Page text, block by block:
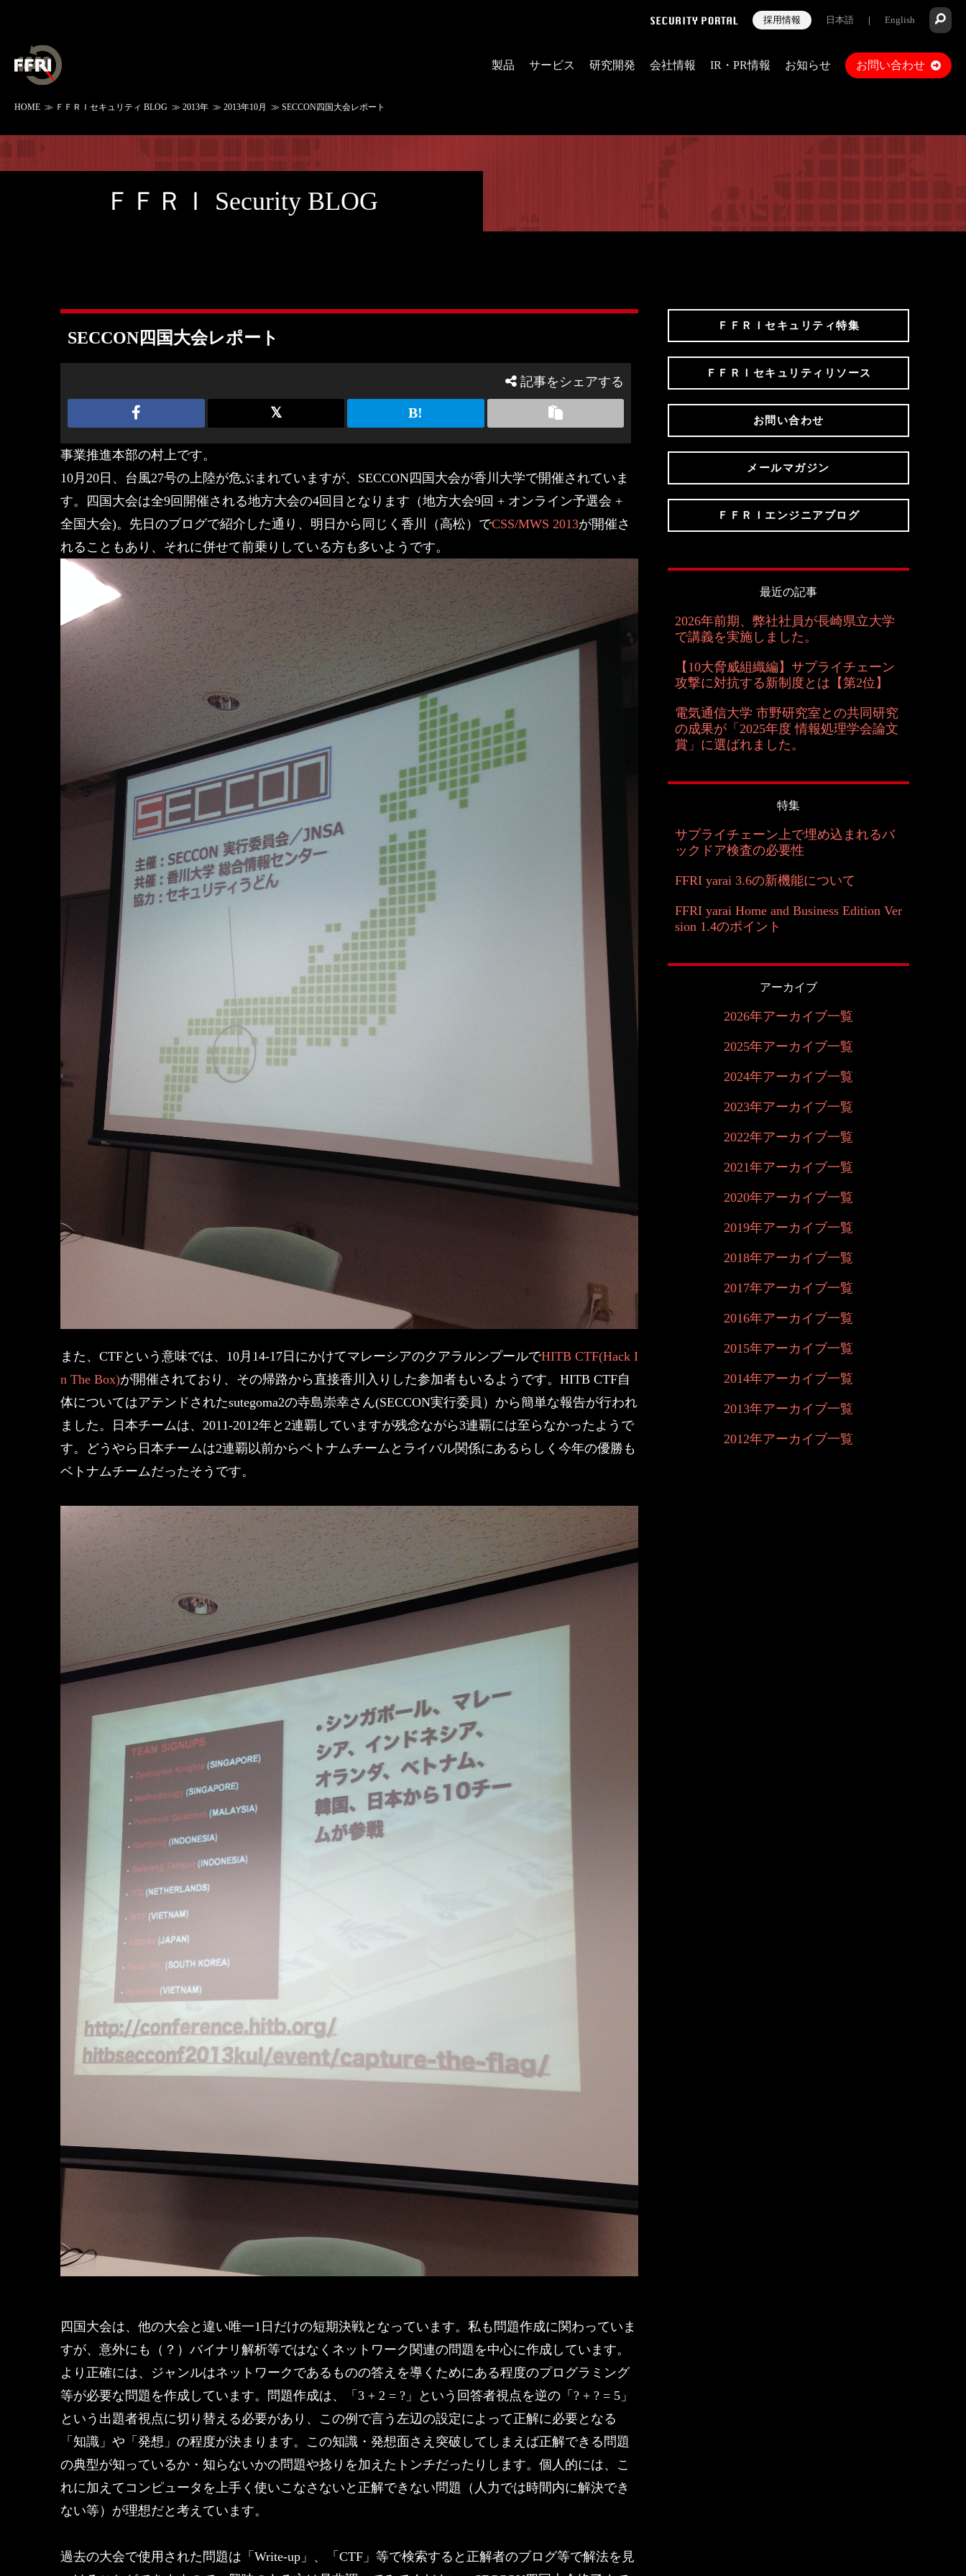
採用情報 日本語 | English
製品 サービス 研究開発 会社情報 IR・PR情報 お知らせ お問い合わせ
HOME ≫ ＦＦＲＩセキュリティ BLOG ≫ 2013年 ≫ 2013年10月 ≫ SECCON四国大会レポート
ＦＦＲＩ Security BLOG
SECCON四国大会レポート
記事をシェアする
事業推進本部の村上です。
10月20日、台風27号の上陸が危ぶまれていますが、SECCON四国大会が香川大学で開催されていま
す。四国大会は全9回開催される地方大会の4回目となります（地方大会9回 + オンライン予選会 +
全国大会)。先日のブログで紹介した通り、明日から同じく香川（高松）でCSS/MWS 2013が開催さ
れることもあり、それに併せて前乗りしている方も多いようです。
また、CTFという意味では、10月14-17日にかけてマレーシアのクアラルンプールでHITB CTF(Hack I
n The Box)が開催されており、その帰路から直接香川入りした参加者もいるようです。HITB CTF自
体についてはアテンドされたsutegoma2の寺島崇幸さん(SECCON実行委員）から簡単な報告が行われ
ました。日本チームは、2011-2012年と2連覇していますが残念ながら3連覇には至らなかったようで
す。どうやら日本チームは2連覇以前からベトナムチームとライバル関係にあるらしく今年の優勝も
ベトナムチームだったそうです。
四国大会は、他の大会と違い唯一1日だけの短期決戦となっています。私も問題作成に関わっていま
すが、意外にも（？）バイナリ解析等ではなくネットワーク関連の問題を中心に作成しています。
より正確には、ジャンルはネットワークであるものの答えを導くためにある程度のプログラミング
等が必要な問題を作成しています。問題作成は、「3 + 2 = ?」という回答者視点を逆の「? + ? = 5」
という出題者視点に切り替える必要があり、この例で言う左辺の設定によって正解に必要となる
「知識」や「発想」の程度が決まります。この知識・発想面さえ突破してしまえば正解できる問題
の典型が知っているか・知らないかの問題や捻りを加えたトンチだったりします。個人的には、こ
れに加えてコンピュータを上手く使いこなさないと正解できない問題（人力では時間内に解決でき
ない等）が理想だと考えています。
過去の大会で使用された問題は「Write-up」、「CTF」等で検索すると正解者のブログ等で解法を見
ＦＦＲＩセキュリティ特集
ＦＦＲＩセキュリティリソース
お問い合わせ
メールマガジン
ＦＦＲＩエンジニアブログ
最近の記事
2026年前期、弊社社員が長崎県立大学
で講義を実施しました。
【10大脅威組織編】サプライチェーン
攻撃に対抗する新制度とは【第2位】
電気通信大学 市野研究室との共同研究
の成果が「2025年度 情報処理学会論文
賞」に選ばれました。
特集
サプライチェーン上で埋め込まれるバ
ックドア検査の必要性
FFRI yarai 3.6の新機能について
FFRI yarai Home and Business Edition Ver
sion 1.4のポイント
アーカイブ
2026年アーカイブ一覧
2025年アーカイブ一覧
2024年アーカイブ一覧
2023年アーカイブ一覧
2022年アーカイブ一覧
2021年アーカイブ一覧
2020年アーカイブ一覧
2019年アーカイブ一覧
2018年アーカイブ一覧
2017年アーカイブ一覧
2016年アーカイブ一覧
2015年アーカイブ一覧
2014年アーカイブ一覧
2013年アーカイブ一覧
2012年アーカイブ一覧